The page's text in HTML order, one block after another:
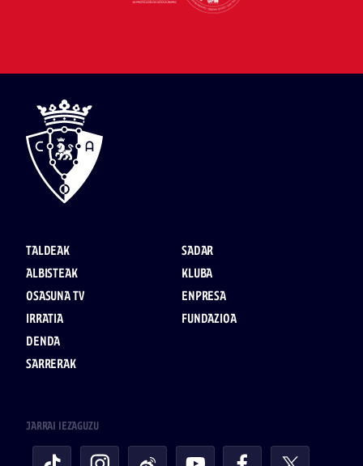
TALDEAK
ALBISTEAK
OSASUNA TV
IRRATIA
DENDA
SARRERAK
SADAR
KLUBA
ENPRESA
FUNDAZIOA
JARRAI IEZAGUZU